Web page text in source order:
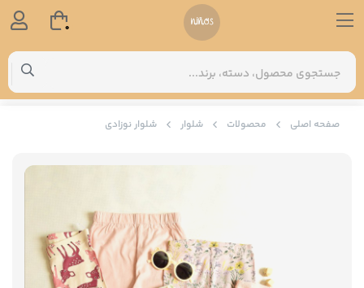
صفحه اصلی محصولات شلوار شلوار نوزادی
0